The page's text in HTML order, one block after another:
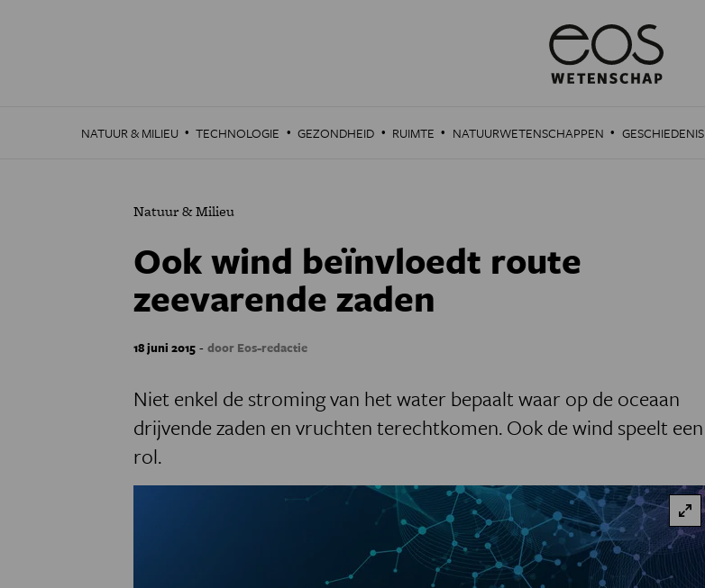
NATUUR & MILIEU · TECHNOLOGIE · GEZONDHEID · RUIMTE · NATUURWETENSCHAPPEN · GESCHIEDENIS
Natuur & Milieu
Ook wind beïnvloedt route
zeevarende zaden
18 juni 2015 - door Eos-redactie
Niet enkel de stroming van het water bepaalt waar op de oceaan
drijvende zaden en vruchten terechtkomen. Ook de wind speelt een
rol.